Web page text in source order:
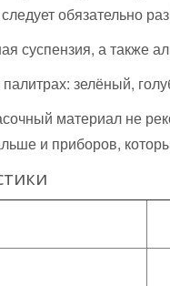
обязательно
суспензия, а также
палитрах: зелёный,
материал не
и приборов,